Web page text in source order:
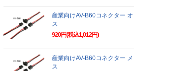
産業向けAV-B60コネクター オ
ス
920円(税込1,012円)
産業向けAV-B60コネクター メ
ス